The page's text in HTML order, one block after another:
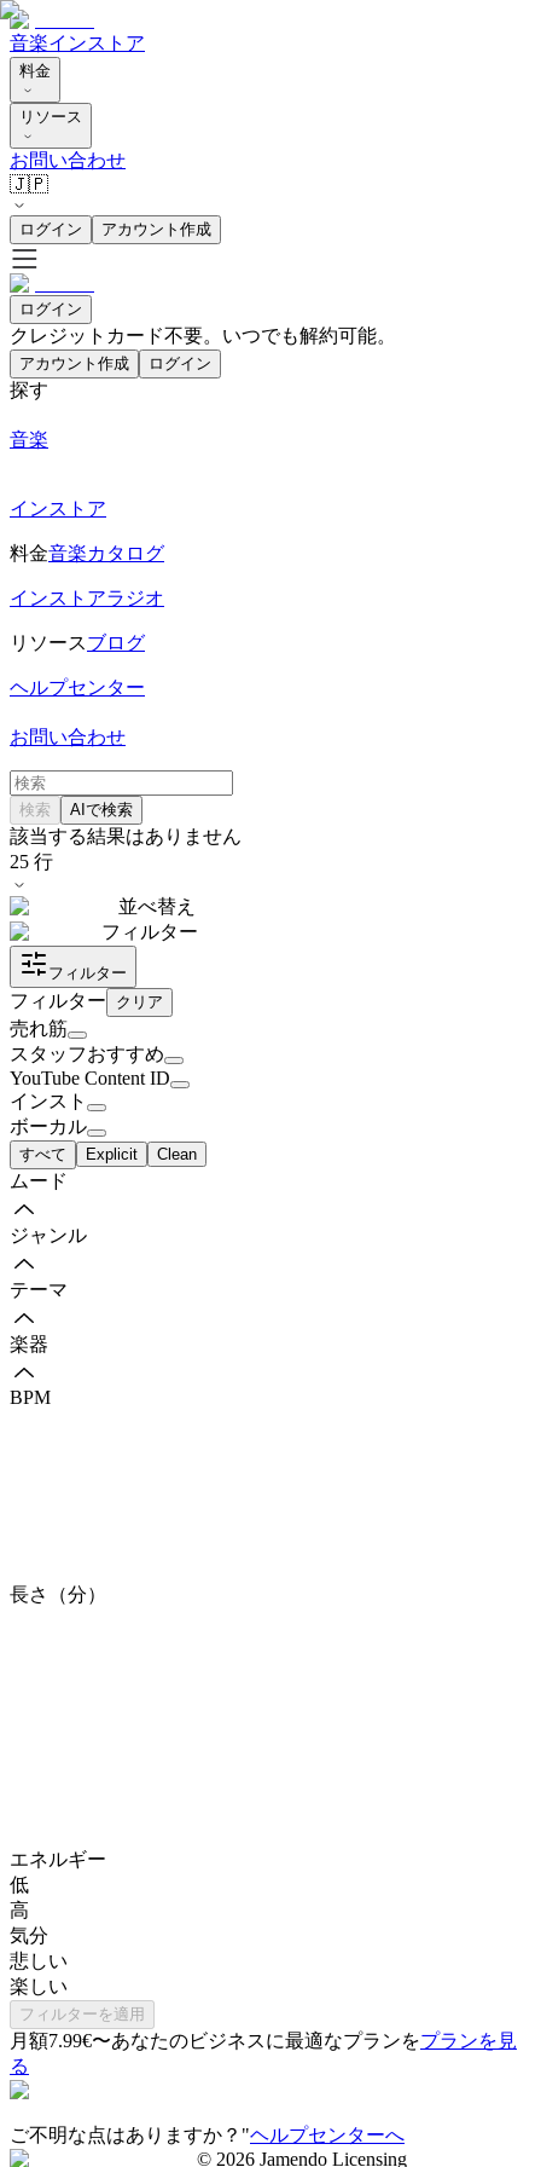
音楽インストア
料金
リソース
お問い合わせ
🇯🇵
ログイン アカウント作成
ログイン
クレジットカード不要。いつでも解約可能。
アカウント作成 ログイン
探す
音楽
インストア
料金音楽カタログ
インストアラジオ
リソースブログ
ヘルプセンター
お問い合わせ
検索 AIで検索
該当する結果はありません
25 行
並べ替え
フィルター
フィルター
フィルター クリア
売れ筋
スタッフおすすめ
YouTube Content ID
インスト
ボーカル
すべて Explicit Clean
ムード
ジャンル
テーマ
楽器
BPM
長さ（分）
エネルギー
低
高
気分
悲しい
楽しい
フィルターを適用
月額7.99€〜あなたのビジネスに最適なプランをプランを見
る
ご不明な点はありますか？"ヘルプセンターへ
© 2026 Jamendo Licensing